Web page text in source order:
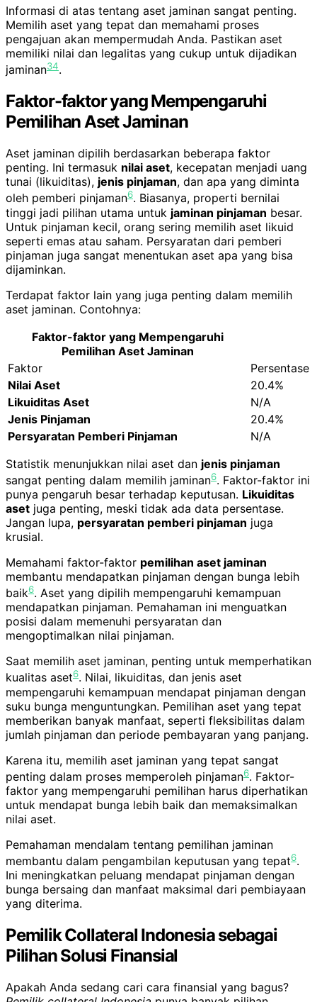
Informasi di atas tentang aset jaminan sangat penting.
Memilih aset yang tepat dan memahami proses
pengajuan akan mempermudah Anda. Pastikan aset
memiliki nilai dan legalitas yang cukup untuk dijadikan
jaminan34.
Faktor-faktor yang Mempengaruhi
Pemilihan Aset Jaminan
Aset jaminan dipilih berdasarkan beberapa faktor
penting. Ini termasuk nilai aset, kecepatan menjadi uang
tunai (likuiditas), jenis pinjaman, dan apa yang diminta
oleh pemberi pinjaman6. Biasanya, properti bernilai
tinggi jadi pilihan utama untuk jaminan pinjaman besar.
Untuk pinjaman kecil, orang sering memilih aset likuid
seperti emas atau saham. Persyaratan dari pemberi
pinjaman juga sangat menentukan aset apa yang bisa
dijaminkan.
Terdapat faktor lain yang juga penting dalam memilih
aset jaminan. Contohnya:
Faktor-faktor yang Mempengaruhi
Pemilihan Aset Jaminan
Faktor
Persentase
Nilai Aset
20.4%
Likuiditas Aset
N/A
Jenis Pinjaman
20.4%
Persyaratan Pemberi Pinjaman
N/A
Statistik menunjukkan nilai aset dan jenis pinjaman
sangat penting dalam memilih jaminan6. Faktor-faktor ini
punya pengaruh besar terhadap keputusan. Likuiditas
aset juga penting, meski tidak ada data persentase.
Jangan lupa, persyaratan pemberi pinjaman juga
krusial.
Memahami faktor-faktor pemilihan aset jaminan
membantu mendapatkan pinjaman dengan bunga lebih
baik6. Aset yang dipilih mempengaruhi kemampuan
mendapatkan pinjaman. Pemahaman ini menguatkan
posisi dalam memenuhi persyaratan dan
mengoptimalkan nilai pinjaman.
Saat memilih aset jaminan, penting untuk memperhatikan
kualitas aset6. Nilai, likuiditas, dan jenis aset
mempengaruhi kemampuan mendapat pinjaman dengan
suku bunga menguntungkan. Pemilihan aset yang tepat
memberikan banyak manfaat, seperti fleksibilitas dalam
jumlah pinjaman dan periode pembayaran yang panjang.
Karena itu, memilih aset jaminan yang tepat sangat
penting dalam proses memperoleh pinjaman6. Faktor-
faktor yang mempengaruhi pemilihan harus diperhatikan
untuk mendapat bunga lebih baik dan memaksimalkan
nilai aset.
Pemahaman mendalam tentang pemilihan jaminan
membantu dalam pengambilan keputusan yang tepat6.
Ini meningkatkan peluang mendapat pinjaman dengan
bunga bersaing dan manfaat maksimal dari pembiayaan
yang diterima.
Pemilik Collateral Indonesia sebagai
Pilihan Solusi Finansial
Apakah Anda sedang cari cara finansial yang bagus?